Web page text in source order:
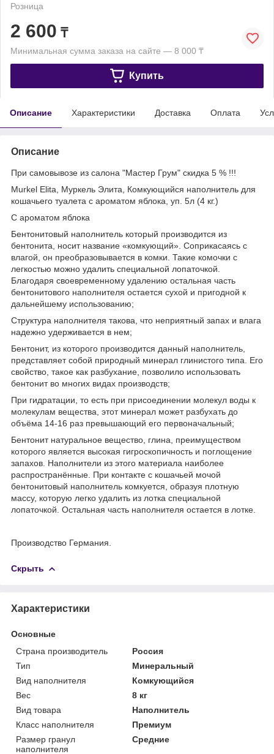
Розница
2 600 ₸
Минимальная сумма заказа на сайте — 8 000 ₸
Купить
Описание Характеристики Доставка Оплата
Описание
При самовывозе из салона "Мастер Грум" скидка 5 % !!!
Murkel Elita, Муркель Элита, Комкующийся наполнитель для
кошачьего туалета с ароматом яблока, уп. 5л (4 кг.)
С ароматом яблока
Бентонитовый наполнитель который производится из
бентонита, носит название «комкующий». Соприкасаясь с
влагой, он преобразовывается в комки. Такие комочки с
легкостью можно удалить специальной лопаточкой.
Благодаря своевременному удалению остальная часть
бентонитового наполнителя остается сухой и пригодной к
дальнейшему использованию;
Структура наполнителя такова, что неприятный запах и влага
надежно удерживается в нем;
Бентонит, из которого производится данный наполнитель,
представляет собой природный минерал глинистого типа. Его
свойство, такое как разбухание, позволило использовать
бентонит во многих видах производств;
При гидратации, то есть при присоединении молекул воды к
молекулам вещества, этот минерал может разбухать до
объёма 14-16 раз превышающий его первоначальный;
Бентонит натуральное вещество, глина, преимуществом
которого является высокая гигроскопичность и поглощение
запахов. Наполнители из этого материала наиболее
распространённые. При контакте с кошачьей мочой
бентонитовый наполнитель комкуется, образуя плотную
массу, которую легко удалить из лотка специальной
лопаточкой. Остальная часть наполнителя остается в лотке.
Производство Германия.
Скрыть
Характеристики
Основные
Страна производитель
Россия
Тип
Минеральный
Вид наполнителя
Комкующийся
Вес
8 кг
Вид товара
Наполнитель
Класс наполнителя
Премиум
Размер гранул
наполнителя
Средние